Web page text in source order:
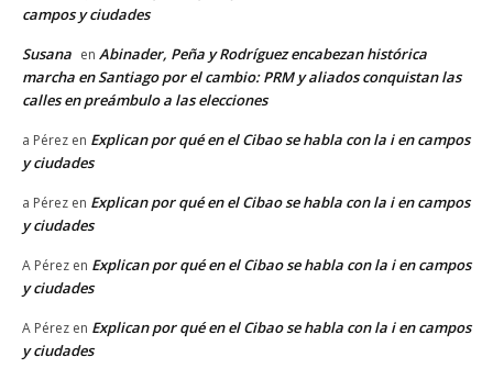
campos y ciudades
Susana en Abinader, Peña y Rodríguez encabezan histórica
marcha en Santiago por el cambio: PRM y aliados conquistan las
calles en preámbulo a las elecciones
a Pérez en Explican por qué en el Cibao se habla con la i en campos
y ciudades
a Pérez en Explican por qué en el Cibao se habla con la i en campos
y ciudades
A Pérez en Explican por qué en el Cibao se habla con la i en campos
y ciudades
A Pérez en Explican por qué en el Cibao se habla con la i en campos
y ciudades